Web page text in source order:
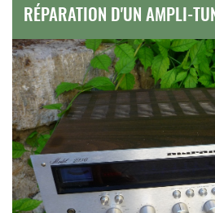
RÉPARATION D'UN AMPLI-